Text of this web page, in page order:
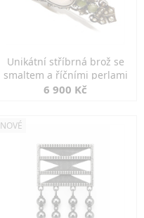
Unikátní stříbrná brož se
smaltem a říčními perlami
6 900 Kč
NOVÉ